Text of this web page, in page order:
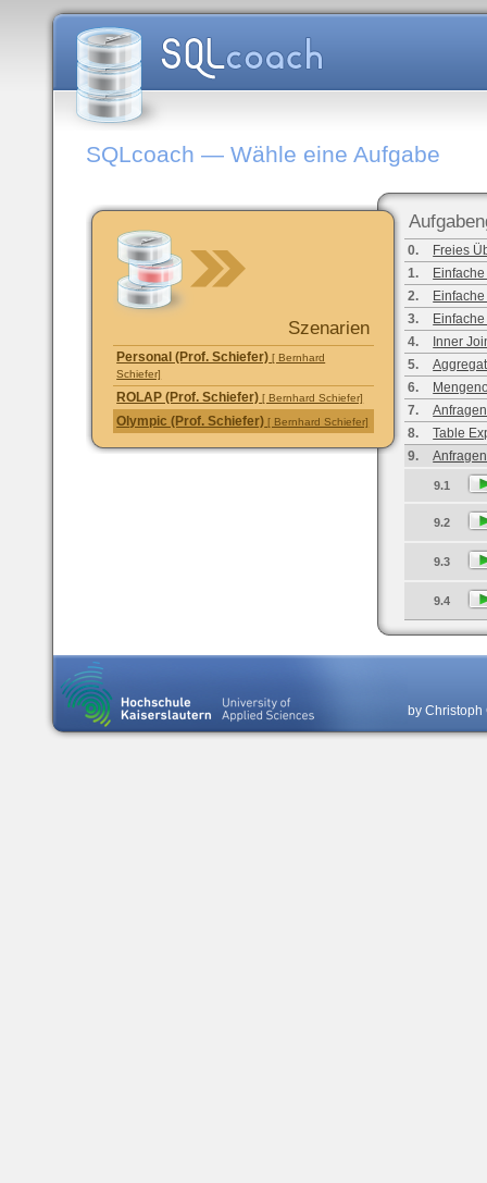
SQLcoach — Wähle eine Aufgabe
0.
Freies
1.
2.
3.
4.
Inner
5.
6.
7.
8.
Table
9.
9.1
9.2
9.3
9.4
Szenarien
Personal (Prof. Schiefer) [ Bernhard
Schiefer]
ROLAP (Prof. Schiefer) [ Bernhard Schiefer]
Olympic (Prof. Schiefer) [ Bernhard Schiefer]
by